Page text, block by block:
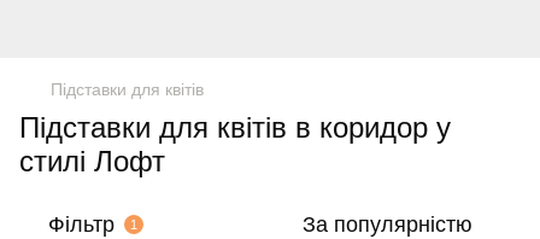
Підставки для квітів
Підставки для квітів в коридор у
стилі Лофт
Фільтр 1 За популярністю